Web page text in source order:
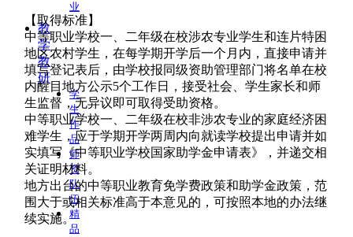
业
教
学
教
研
学
生
作
品
师
资
队
伍
精
品
【取得标准】
中等职业学校一、二年级在校涉农专业学生和连片特困
地区农村学生，在每学期开学后一个月内，直接申请并
填写登记表后，由学校报同级资助管理部门将名单在校
内醒目地方公示5个工作日，接受社会、学生家长和师
生监督，无异议即可取得受助资格。
中等职业学校一、二年级在校非涉农专业的家庭经济困
难学生，应于学期开学两周内向就读学校提出申请并如
实填写《中等职业学校国家助学金申请表》，并递交相
关证明材料。
地方出台的中等职业教育免学费政策和助学金政策，范
围大于或相关标准高于本意见的，可按照本地的办法继
续实施。